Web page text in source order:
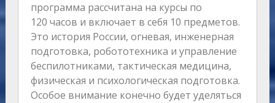
программа рассчитана на курсы по
120 часов и включает в себя 10 предметов.
Это история России, огневая, инженерная
подготовка, робототехника и управление
беспилотниками, тактическая медицина,
физическая и психологическая подготовка.
Особое внимание конечно будет уделяться